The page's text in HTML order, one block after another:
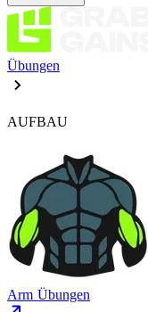
Übungen
AUFBAU
Arm Übungen